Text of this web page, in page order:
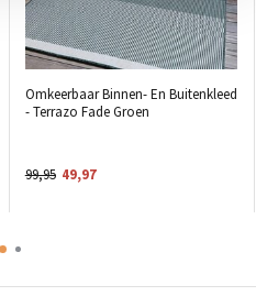
Omkeerbaar Binnen- En Buitenkleed
- Terrazo Fade Groen
99,95 49,97